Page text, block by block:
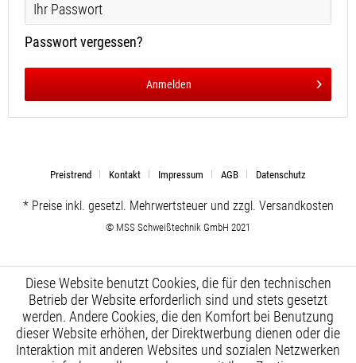
Passwort vergessen?
Anmelden
Preistrend Kontakt Impressum AGB Datenschutz
* Preise inkl. gesetzl. Mehrwertsteuer und zzgl. Versandkosten
© MSS Schweißtechnik GmbH 2021
Diese Website benutzt Cookies, die für den technischen
Betrieb der Website erforderlich sind und stets gesetzt
werden. Andere Cookies, die den Komfort bei Benutzung
dieser Website erhöhen, der Direktwerbung dienen oder die
Interaktion mit anderen Websites und sozialen Netzwerken